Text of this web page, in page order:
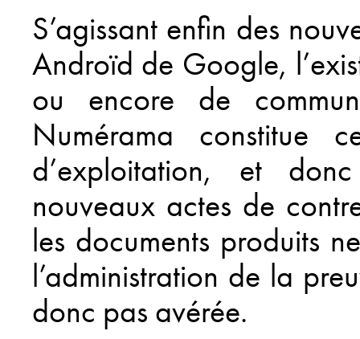
S’agissant enfin des
Androïd de Google,
ou encore de
Numérama constitue
d’exploitation, et
nouveaux actes de
les documents produits
l’administration de la
donc pas avérée.